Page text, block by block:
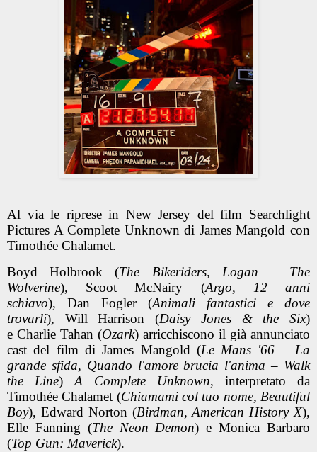
Al via le riprese in New Jersey del film Searchlight
Pictures A Complete Unknown di James Mangold con
Timothée Chalamet.
Boyd Holbrook (The Bikeriders, Logan – The
Wolverine), Scoot McNairy (Argo, 12 anni
schiavo), Dan Fogler (Animali fantastici e dove
trovarli), Will Harrison (Daisy Jones & the Six)
e Charlie Tahan (Ozark) arricchiscono il già annunciato
cast del film di James Mangold (Le Mans '66 – La
grande sfida, Quando l'amore brucia l'anima – Walk
the Line)A Complete Unknown, interpretato da
Timothée Chalamet (Chiamami col tuo nome, Beautiful
Boy), Edward Norton (Birdman, American History X),
Elle Fanning (The Neon Demon) e Monica Barbaro
(Top Gun: Maverick).